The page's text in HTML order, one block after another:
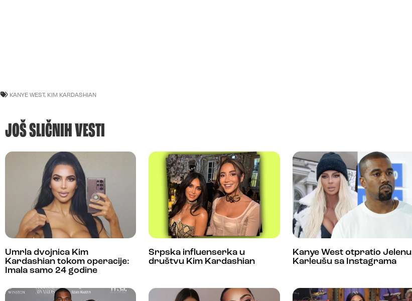
KANYE WEST, KIM KARDASHIAN
JOŠ SLIČNIH VESTI
Umrla dvojnica Kim
Kardashian tokom operacije:
Imala samo 24 godine
Srpska influenserka u
društvu Kim Kardashian
Kanye West otpratio Jelenu
Karleušu sa Instagrama